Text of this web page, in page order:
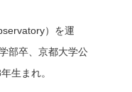
）を運
部卒、京都大学公
生まれ。